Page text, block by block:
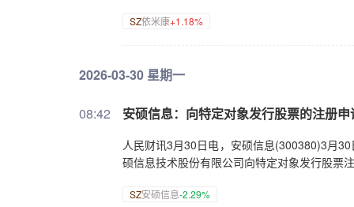
SZ依米康+1.18%
2026-03-30 星期一
08:42 安硕信息：向特定对象发行股票的注册
人民财讯3月30日电，安硕信息(300380)3月
硕信息技术股份有限公司向特定对象发行股票
SZ安硕信息-2.29%